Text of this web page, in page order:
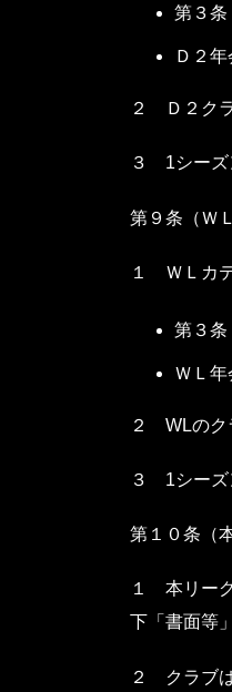
第３条
Ｄ２
２ Ｄ２ク
３ 1シーズ
第９条（Ｗ
１ ＷＬカ
第３条
ＷＬ
２ WLのク
３ 1シーズ
第１０条（
１ 本リー
下「書面等
２ クラブ